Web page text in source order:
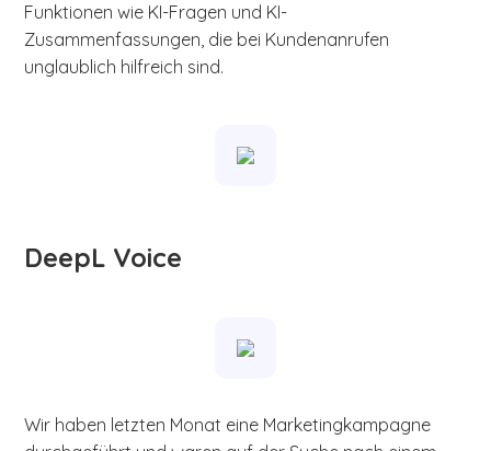
Funktionen wie KI-Fragen und KI-
Zusammenfassungen, die bei Kundenanrufen
unglaublich hilfreich sind.
DeepL Voice
Wir haben letzten Monat eine Marketingkampagne